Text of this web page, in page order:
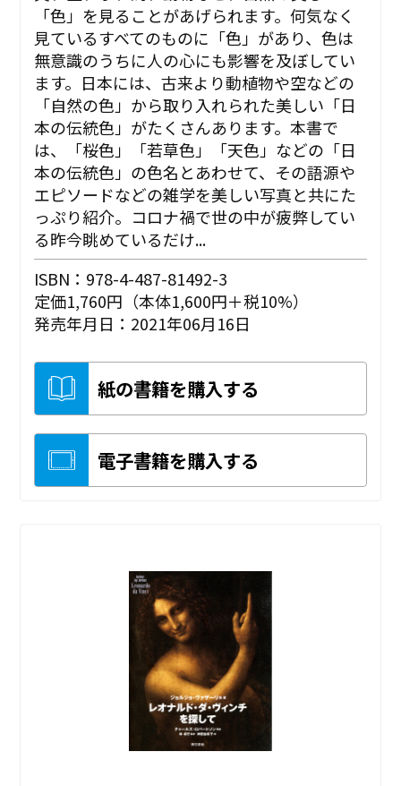
「色」を見ることがあげられます。何気なく
見ているすべてのものに「色」があり、色は
無意識のうちに人の心にも影響を及ぼしてい
ます。日本には、古来より動植物や空などの
「自然の色」から取り入れられた美しい「日
本の伝統色」がたくさんあります。本書で
は、「桜色」「若草色」「天色」などの「日
本の伝統色」の色名とあわせて、その語源や
エピソードなどの雑学を美しい写真と共にた
っぷり紹介。コロナ禍で世の中が疲弊してい
る昨今眺めているだけ...
ISBN：978-4-487-81492-3
定価1,760円（本体1,600円＋税10%）
発売年月日：2021年06月16日
紙の書籍を購入する
電子書籍を購入する